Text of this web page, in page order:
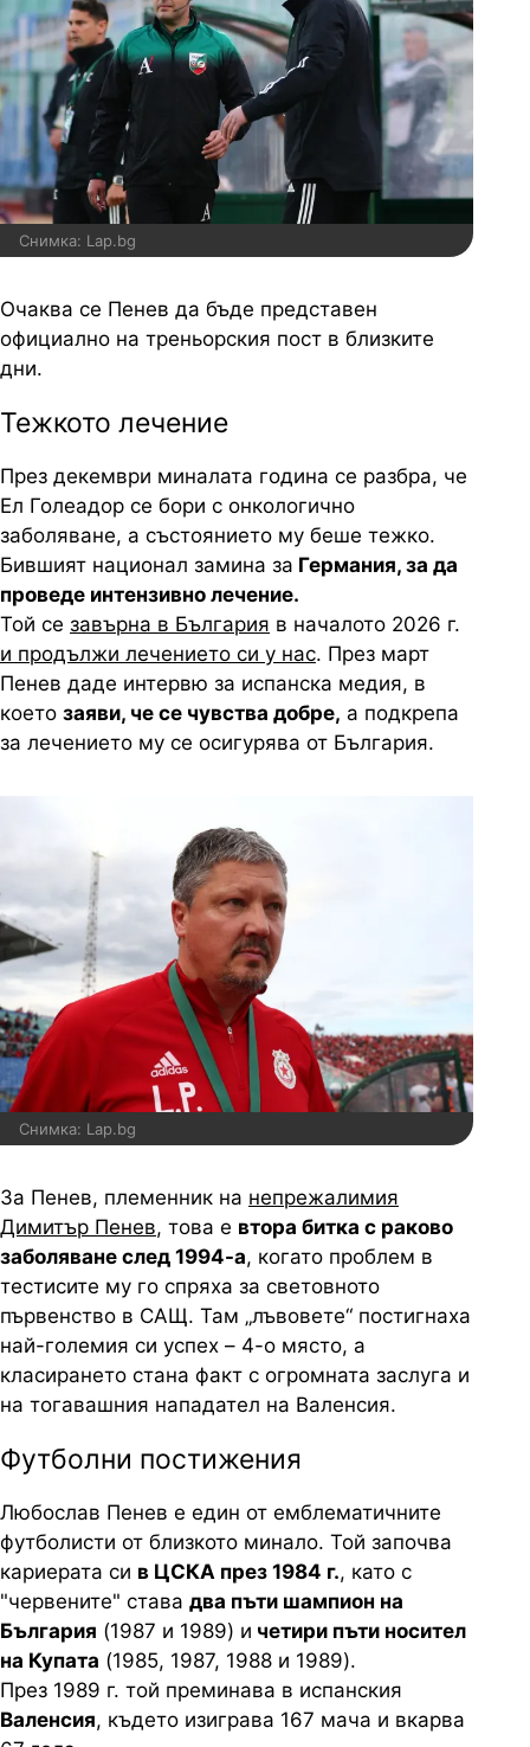
Снимка: Lap.bg
Очаква се Пенев да бъде представен
официално на треньорския пост в близките
дни.
Тежкото лечение
През декември миналата година се разбра, че
Ел Голеадор се бори с онкологично
заболяване, а състоянието му беше тежко.
Бившият национал замина за Германия, за да
проведе интензивно лечение.
Той се завърна в България в началото 2026 г.
и продължи лечението си у нас. През март
Пенев даде интервю за испанска медия, в
което заяви, че се чувства добре, а подкрепа
за лечението му се осигурява от България.
Снимка: Lap.bg
За Пенев, племенник на непрежалимия
Димитър Пенев, това е втора битка с раково
заболяване след 1994-а, когато проблем в
тестисите му го спряха за световното
първенство в САЩ. Там „лъвовете“ постигнаха
най-големия си успех – 4-о място, а
класирането стана факт с огромната заслуга и
на тогавашния нападател на Валенсия.
Футболни постижения
Любослав Пенев е един от емблематичните
футболисти от близкото минало. Той започва
кариерата си в ЦСКА през 1984 г., като с
"червените" става два пъти шампион на
България (1987 и 1989) и четири пъти носител
на Купата (1985, 1987, 1988 и 1989).
През 1989 г. той преминава в испанския
Валенсия, където изиграва 167 мача и вкарва